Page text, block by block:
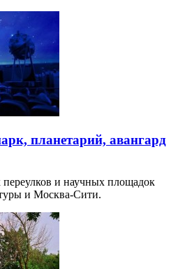
планетарий, авангард
переулков и научных площадок
и Москва-Сити.